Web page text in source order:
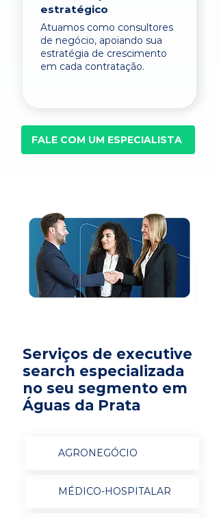
estratégico
Atuamos como consultores
de negócio, apoiando sua
estratégia de crescimento
em cada contratação.
FALE COM UM ESPECIALISTA
Serviços de executive
search especializada
no seu segmento em
Águas da Prata
AGRONEGÓCIO
MÉDICO-HOSPITALAR